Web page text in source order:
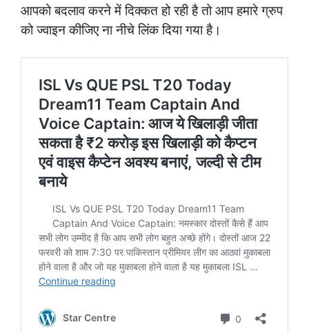
आपको बदलाव करने में दिक्कत हो रही है तो आप हमारे ग्रुप
को ज्वाइन कीजिए ना नीचे लिंक दिया गया है।